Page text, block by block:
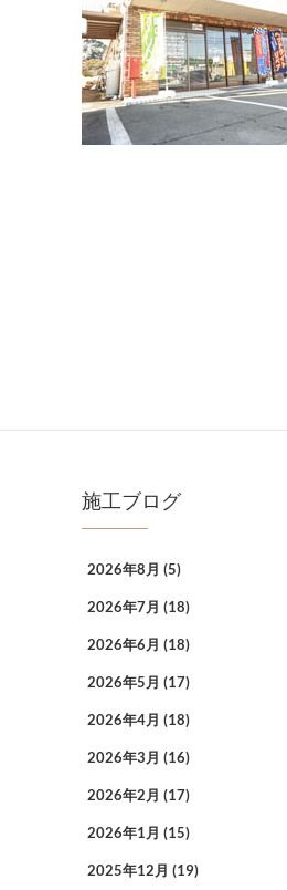
施工ブログ
2026年8月 (5)
2026年7月 (18)
2026年6月 (18)
2026年5月 (17)
2026年4月 (18)
2026年3月 (16)
2026年2月 (17)
2026年1月 (15)
2025年12月 (19)